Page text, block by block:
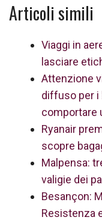
Articoli simili
Viaggi in
lasciare
Attenzione
diffuso per i
comportare
Ryanair
scopre
Malpensa:
valigie dei
Besançon:
Resistenza